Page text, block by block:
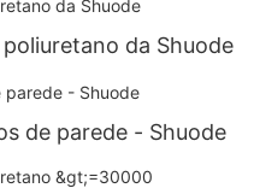
da Shuode
de parede - Shuode